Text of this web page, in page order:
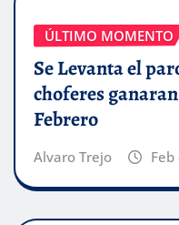
ÚLTIMO MOMENTO
Se Levanta el
choferes
Febrero
Alvaro Trejo